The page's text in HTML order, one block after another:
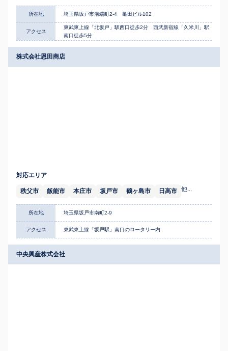
所在地 埼玉県坂戸市溝端町2-4 亀田ビル102
アクセス
東武東上線「北坂戸」駅西口徒歩2分 西武新宿線「久米川」駅
南口徒歩5分
株式会社恩田商店
対応エリア
秩父市 飯能市 本庄市 坂戸市 鶴ヶ島市 日高市 他...
所在地 埼玉県坂戸市南町2-9
アクセス 東武東上線「坂戸駅」南口のロータリー内
中央興産株式会社